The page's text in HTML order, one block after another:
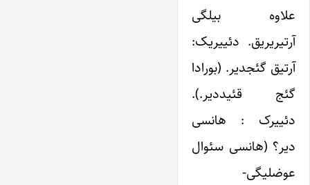
علاوه بیلگی
آرتیریریق. دئییریک:
آرتیق گئجدیر. (بورادا
گئج قئیددیر.).
دئییرک : هانسی
دیر؟ (هانسی سئوال
عوضلیگی-